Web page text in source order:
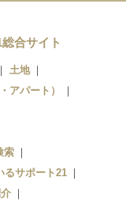
合サイト
土地
アパート）
索
るサポート21